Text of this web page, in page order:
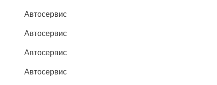
Автосервис
Автосервис
Автосервис
Автосервис